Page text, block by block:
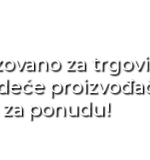
za
za ponudu!